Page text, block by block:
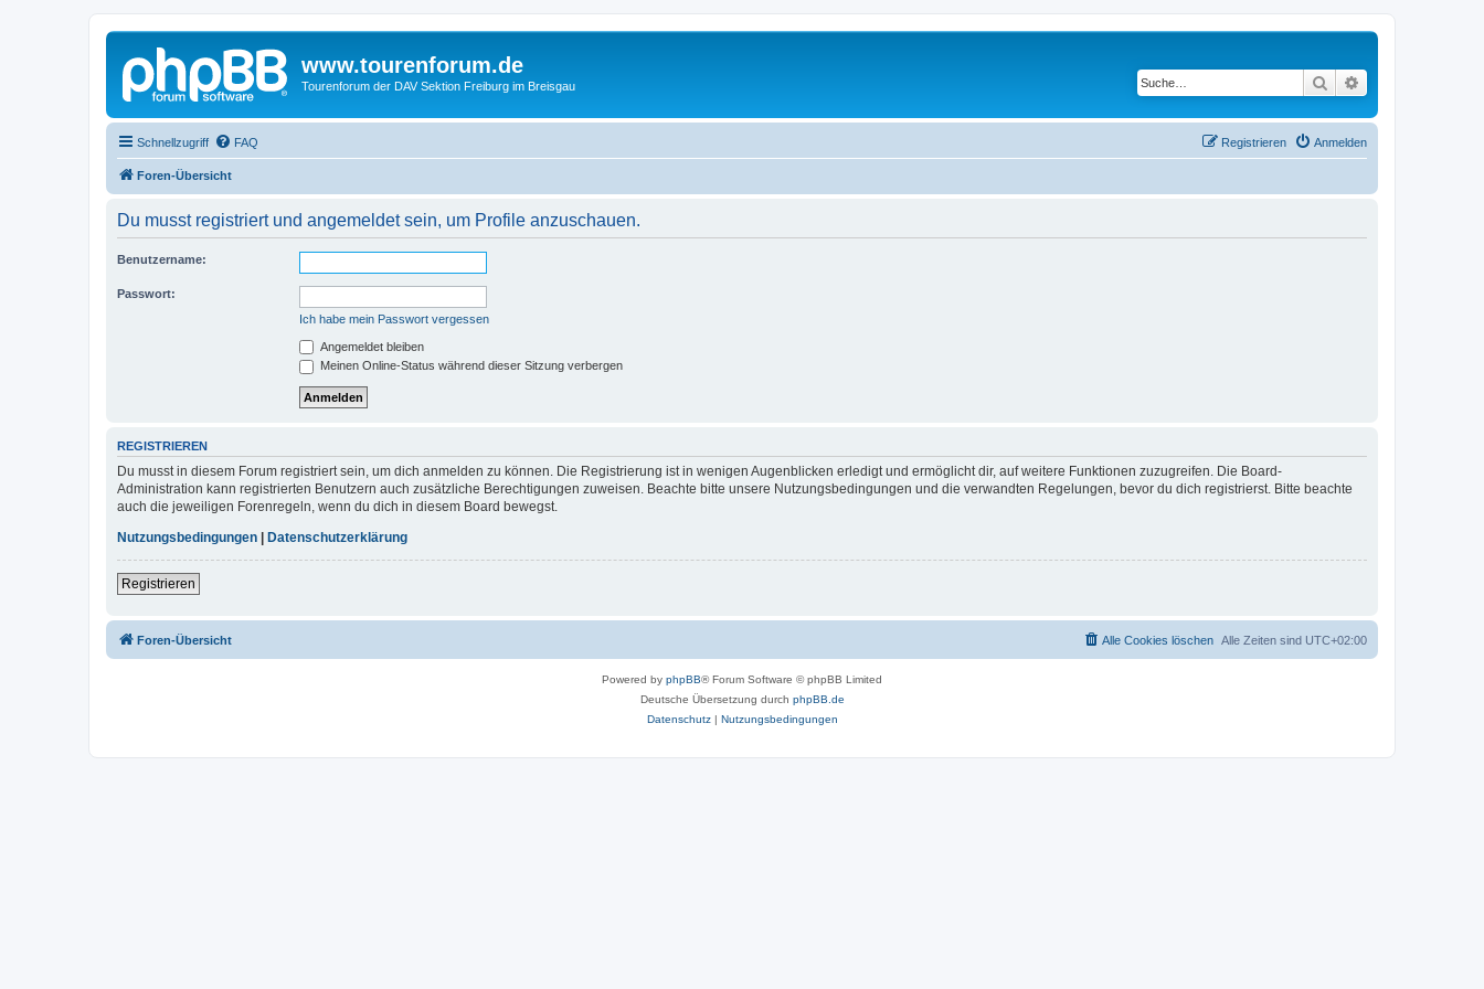
www.tourenforum.de
Tourenforum der DAV Sektion Freiburg im Breisgau Suche
Schnellzugriff FAQ Anmelden
Registrieren
Foren-Übersicht
Du musst registriert und angemeldet sein, um Profile anzuschauen.
Benutzername:
Passwort:
Ich habe mein Passwort vergessen
Angemeldet bleiben
Meinen Online-Status während dieser Sitzung verbergen
REGISTRIEREN
Du musst in diesem Forum registriert sein, um dich anmelden zu können. Die Registrierung ist in wenigen Augenblicken erledigt und ermöglicht dir, auf weitere Funktionen zuzugreifen. Die Board-
Administration kann registrierten Benutzern auch zusätzliche Berechtigungen zuweisen. Beachte bitte unsere Nutzungsbedingungen und die verwandten Regelungen, bevor du dich registrierst. Bitte beachte
auch die jeweiligen Forenregeln, wenn du dich in diesem Board bewegst.
Nutzungsbedingungen
Datenschutzerklärung
Registrieren
Foren-Übersicht Alle Zeiten sind UTC+02:00
Alle Cookies löschen
Powered by phpBB® Forum Software © phpBB Limited
Deutsche Übersetzung durch phpBB.de
Datenschutz| Nutzungsbedingungen